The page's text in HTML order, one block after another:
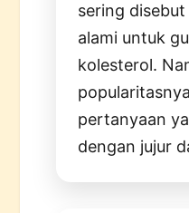
sering
alami untuk
kolesterol.
pertanyaan
dengan jujur